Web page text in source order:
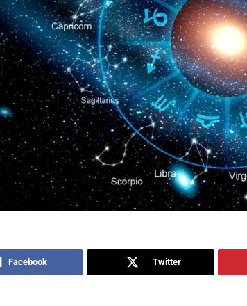
Facebook Twitter